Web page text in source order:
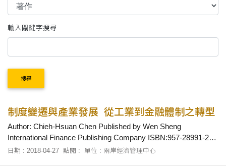
輸入關鍵字搜尋
搜尋
制度變遷與產業發展_從工業到金融體制之轉型
Author: Chieh-Hsuan Chen Published by Wen Sheng
International Finance Publishing Company ISBN:957-28991-2-0
Mail Order:41299514 Order TEL: 07-3393058 First
日期 : 2018-04-27 點閱 : 單位 : 兩岸經濟管理中心